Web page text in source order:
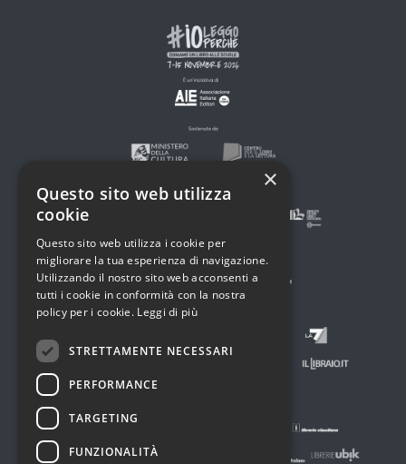
×
Questo sito web utilizza
cookie
Questo sito web utilizza i cookie per
migliorare la tua esperienza di navigazione.
Utilizzando il nostro sito web acconsenti a
tutti i cookie in conformità con la nostra
policy per i cookie. Leggi di più
STRETTAMENTE NECESSARI
PERFORMANCE
TARGETING
FUNZIONALITÀ